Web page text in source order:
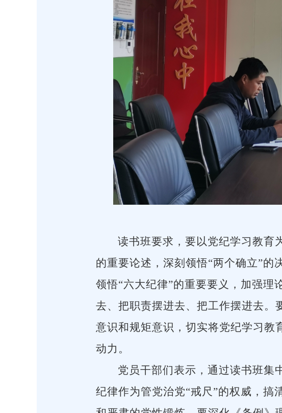
读书班要求，要以党纪学习教育
的重要论述，深刻领悟“两个确立”的
领悟“六大纪律”的重要要义，加强理
去、把职责摆进去、把工作摆进去。
意识和规矩意识，切实将党纪学习教
动力。
党员干部们表示，通过读书班集
纪律作为管党治党“戒尺”的权威，搞